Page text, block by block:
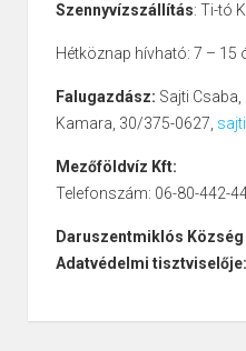
Szennyvízszállítás: Ti-tó
Hétköznap hívható: 7 – 15
Falugazdász: Sajti
Kamara, 30/375-0627,
Mezőföldvíz Kft:
Telefonszám: 06-80-442-
Daruszentmiklós
Adatvédelmi tisztviselője: